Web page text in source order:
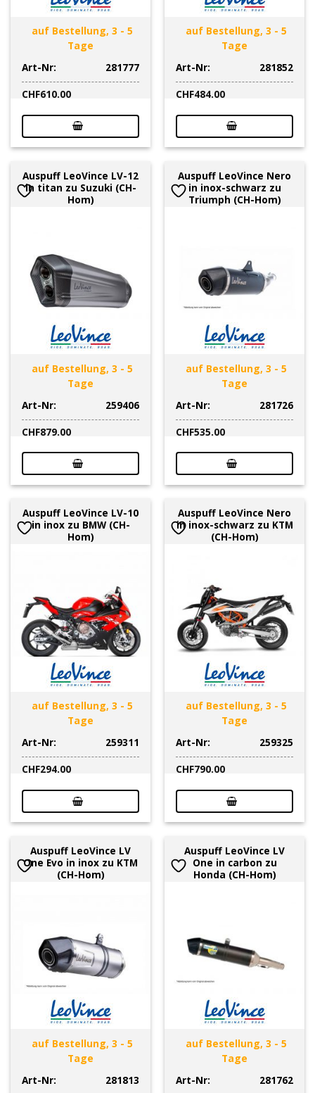
auf Bestellung, 3 - 5
Tage
Art-Nr:
281777
CHF610.00
auf Bestellung, 3 - 5
Tage
Art-Nr:
281852
CHF484.00
Auspuff LeoVince LV-12
in titan zu Suzuki (CH-
Hom)
auf Bestellung, 3 - 5
Tage
Art-Nr:
259406
CHF879.00
Auspuff LeoVince Nero
in inox-schwarz zu
Triumph (CH-Hom)
auf Bestellung, 3 - 5
Tage
Art-Nr:
281726
CHF535.00
Auspuff LeoVince LV-10
in inox zu BMW (CH-
Hom)
auf Bestellung, 3 - 5
Tage
Art-Nr:
259311
CHF294.00
Auspuff LeoVince Nero
in inox-schwarz zu KTM
(CH-Hom)
auf Bestellung, 3 - 5
Tage
Art-Nr:
259325
CHF790.00
Auspuff LeoVince LV
One Evo in inox zu KTM
(CH-Hom)
auf Bestellung, 3 - 5
Tage
Art-Nr:
281813
Auspuff LeoVince LV
One in carbon zu
Honda (CH-Hom)
auf Bestellung, 3 - 5
Tage
Art-Nr:
281762